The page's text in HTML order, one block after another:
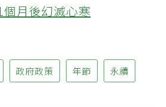
月後幻滅心寒
政府政策 年節 永續